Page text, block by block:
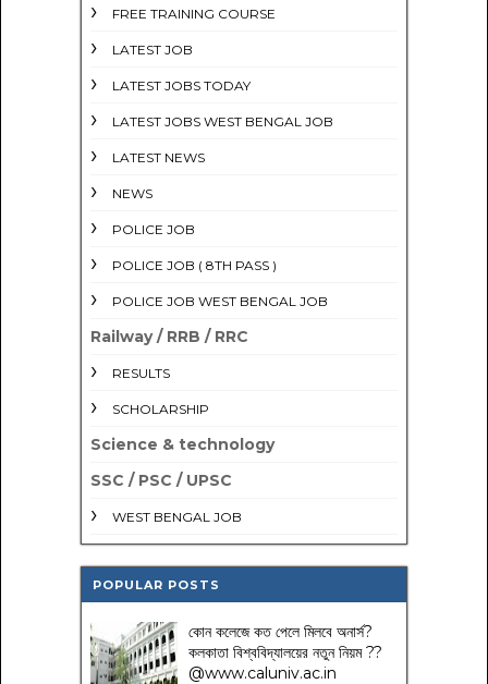
FREE TRAINING COURSE
LATEST JOB
LATEST JOBS TODAY
LATEST JOBS WEST BENGAL JOB
LATEST NEWS
NEWS
POLICE JOB
POLICE JOB ( 8TH PASS )
POLICE JOB WEST BENGAL JOB
Railway / RRB / RRC
RESULTS
SCHOLARSHIP
Science & technology
SSC / PSC / UPSC
WEST BENGAL JOB
POPULAR POSTS
কোন কলেজে কত পেলে মিলবে অনার্স?
কলকাতা বিশ্ববিদ্যালয়ের নতুন নিয়ম??
@www.caluniv.ac.in